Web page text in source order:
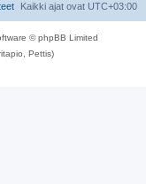
Kaikki ajat ovat UTC+03:00
© phpBB Limited
Pettis)